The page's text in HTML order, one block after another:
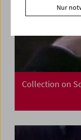
Collection on
Nur